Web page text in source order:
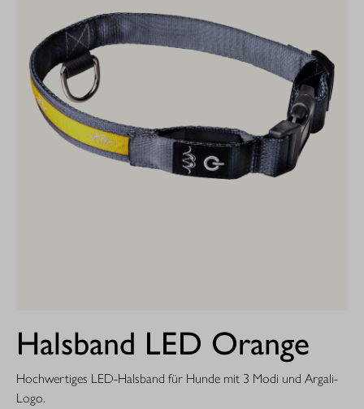
Halsband LED Orange
Hochwertiges LED-Halsband für Hunde mit 3 Modi und Argali-
Logo.